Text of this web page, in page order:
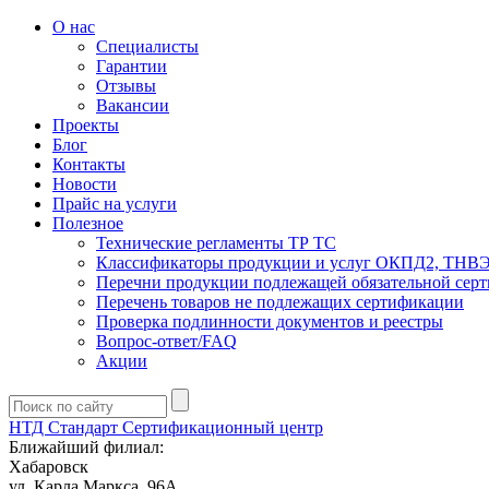
О нас
Специалисты
Гарантии
Отзывы
Вакансии
Проекты
Блог
Контакты
Новости
Прайс на услуги
Полезное
Технические регламенты ТР ТС
Классификаторы продукции и услуг ОКПД2,
Перечни продукции подлежащей обязательной
Перечень товаров не подлежащих сертификации
Проверка подлинности документов и реестры
Вопрос-ответ/FAQ
Акции
НТД Стандарт Сертификационный центр
Ближайший филиал:
Хабаровск